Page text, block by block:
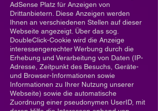
AdSense Platz für Anzeigen von
Drittanbietern. Diese Anzeigen werden
Ihnen an verschiedenen Stellen auf dieser
Webseite angezeigt. Über das sog.
DoubleClick-Cookie wird die Anzeige
interessengerechter Werbung durch die
Erhebung und Verarbeitung von Daten (IP-
Adresse, Zeitpunkt des Besuchs, Geräte-
und Browser-Informationen sowie
Informationen zu Ihrer Nutzung unserer
Webseite) sowie die automatische
Zuordnung einer pseudonymen UserID, mit